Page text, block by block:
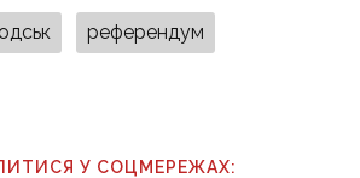
референдум
У СОЦМЕРЕЖАХ: